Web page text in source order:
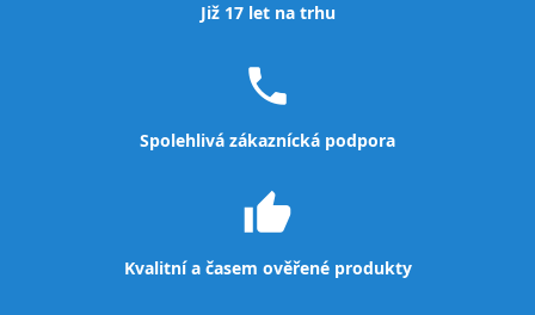
Již 17 let na trhu
local_phone
Spolehlivá zákaznícká podpora
thumb_up
Kvalitní a časem ověřené produkty